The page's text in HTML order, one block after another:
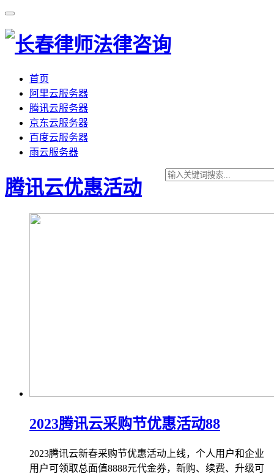
首页
阿里云服务器
腾讯云服务器
京东云服务器
百度云服务器
雨云服务器
腾讯云优惠活动
2023腾讯云采购节优惠活动88
2023腾讯云新春采购节优惠活动上线，个人用户和企业
用户可领取总面值8888元代金券，新购、续费、升级可